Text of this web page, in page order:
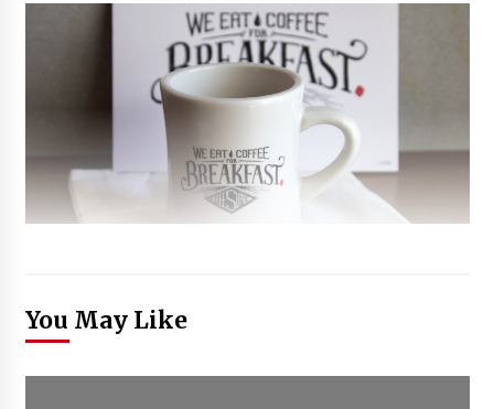
You May Like